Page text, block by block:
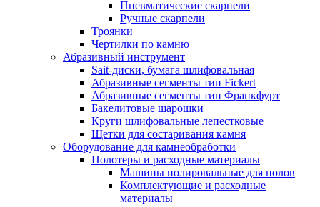
Пневматические скарпели
Ручные скарпели
Троянки
Чертилки по камню
Абразивный инструмент
Sait-диски, бумага шлифовальная
Абразивные сегменты тип Fickert
Абразивные сегменты тип Франкфурт
Бакелитовые шарошки
Круги шлифовальные лепестковые
Щетки для состаривания камня
Оборудование для камнеобработки
Полотеры и расходные материалы
Машины полировальные для полов
Комплектующие и расходные
материалы